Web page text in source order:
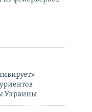
Украины